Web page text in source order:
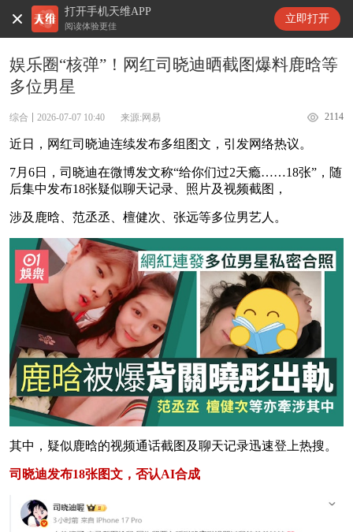
打开手机天维APP
阅读体验更佳
立即打开
天维新闻
娱乐圈“核弹”！网红司晓迪晒截图爆料鹿晗等
多位男星
综合 2026-07-07 10:40 来源:网易 2114
近日，网红司晓迪连续发布多组图文，引发网络热议。
7月6日，司晓迪在微博发文称“给你们过2天瘾……18张”，随
后集中发布18张疑似聊天记录、照片及视频截图，
涉及鹿晗、范丞丞、檀健次、张远等多位男艺人。
其中，疑似鹿晗的视频通话截图及聊天记录迅速登上热搜。
司晓迪发布18张图文，否认AI合成